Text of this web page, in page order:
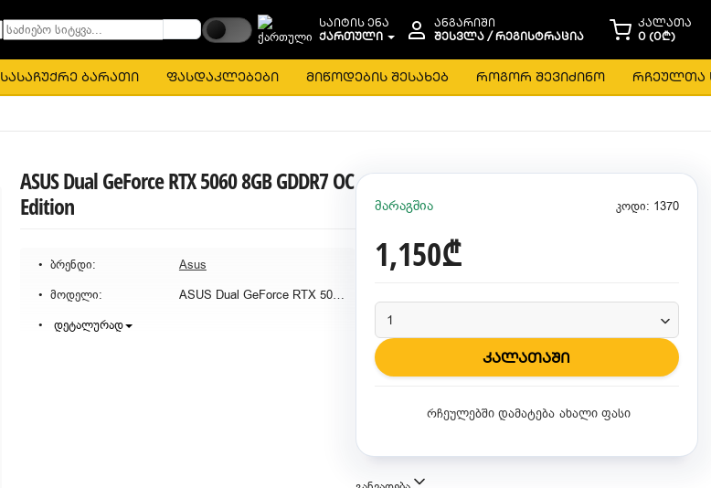
საძიებო სიტყვა...
საიტის ენა
ᲥᲐᲠᲗᲣᲚᲘ
ანგარიში
ᲨᲔᲡᲕᲚᲐ / ᲠᲔᲒᲘᲡᲢᲠᲐᲪᲘᲐ
კალათა
0 (0₾)
სასაჩუქრე ბარათი ფასდაკლებები მიწოდების შესახებ როგორ შევიძინო რჩეულთა
ASUS Dual GeForce RTX 5060 8GB GDDR7 OC
Edition
ბრენდი:
Asus
მოდელი:
ASUS Dual GeForce RTX 5060 8GB
დეტალურად
მარაგშია კოდი: 1370
1,150₾
კალათაში
რჩეულებში დამატება ახალი ფასი